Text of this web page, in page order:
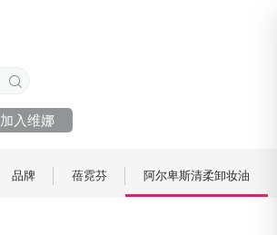
加入维娜
品牌 蓓霓芬 阿尔卑斯清柔卸妆油